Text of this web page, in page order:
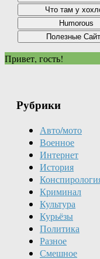
Привет, гость!
Рубрики
Авто/мото
Военное
Интернет
История
Криминал
Культура
Курьёзы
Политика
Разное
Смешное